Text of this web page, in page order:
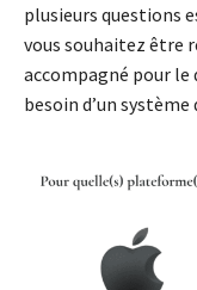
plusieurs questions
vous souhaitez être
accompagné pour le
besoin d’un